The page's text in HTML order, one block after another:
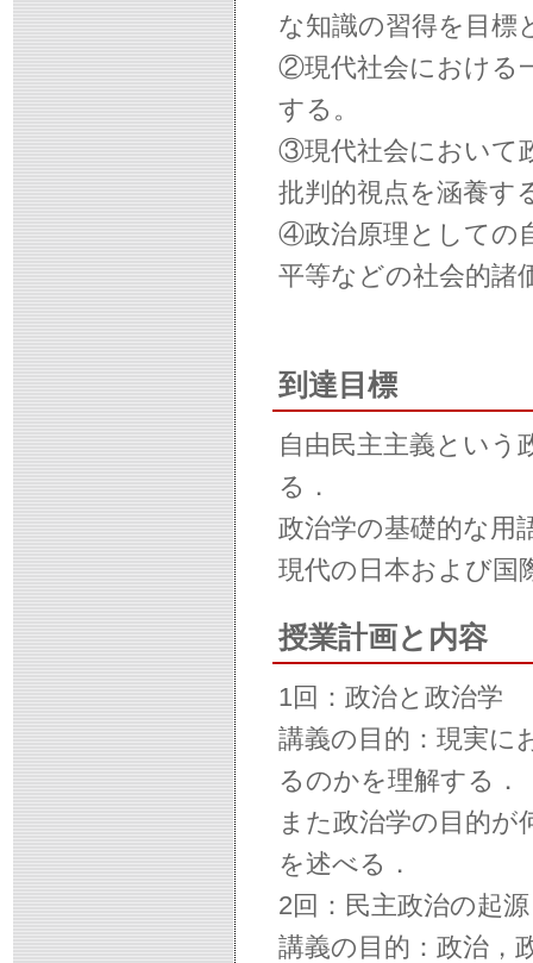
な知識の習得を目標
②現代社会における
する。
③現代社会において
批判的視点を涵養す
④政治原理としての
平等などの社会的諸
到達目標
自由民主主義とい
る．
政治学の基礎的な用
現代の日本および国
授業計画と内容
1回：政治と政治学
講義の目的：現実に
るのかを理解する．
また政治学の目的
を述べる．
2回：民主政治の起源
講義の目的：政治，